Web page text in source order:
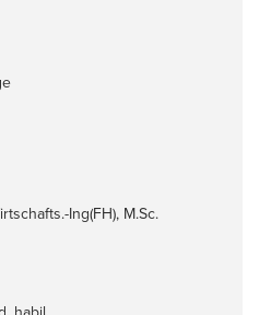
Ing(FH), M.Sc.